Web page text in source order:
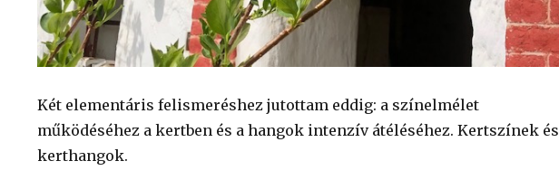
Két elementáris felismeréshez jutottam eddig: a színelmélet
működéséhez a kertben és a hangok intenzív átéléséhez. Kertszínek és
kerthangok.